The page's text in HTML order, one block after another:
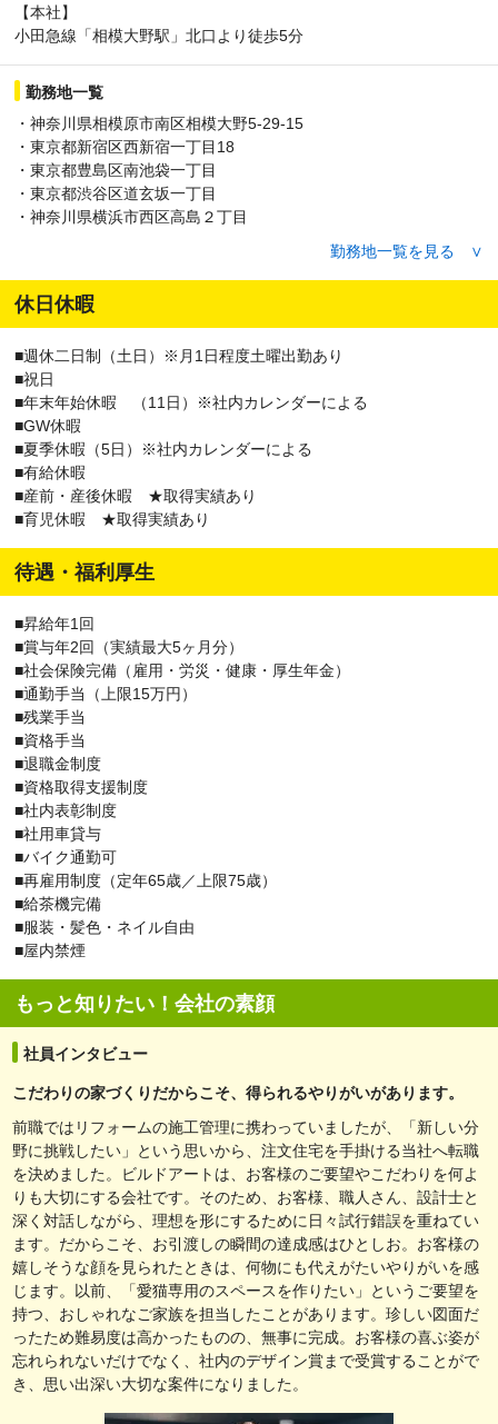
500,000円
・神奈川県横浜市戸塚区戸塚町/正社員/月給 400,000円 ～ 500,000
・神奈川県川崎市川崎区駅前本町/正社員/月給 400,000円 ～
500,000円
・神奈川県横浜市港南区上大岡西１丁目６/正社員/月給 400,000円
～ 500,000円
・神奈川県横浜市中区桜木町１丁目１/正社員/月給 400,000円 ～
500,000円
・神奈川県横浜市鶴見区鶴見中央１丁目１－１/正社員/月給
円
・神奈川県藤沢市南藤沢1-1/正社員/月給 400,000円 ～ 500,000円
500,000円
・神奈川県川崎市高津区溝口/正社員/月給 400,000円 ～ 500,000円
・神奈川県川崎市多摩区登戸/正社員/月給 400,000円 ～ 500,000円
・神奈川県川崎市麻生区万福寺１丁目１８－１/正社員/月給
400,000円 ～ 500,000円
・神奈川県相模原市南区相模大野３丁目８－１/正社員/月給
400,000円 ～ 500,000円
・神奈川県相模原市緑区橋本3丁目28-1/正社員/月給 400,000円 ～
500,000円
・神奈川県海老名市めぐみ町/正社員/月給 400,000円 ～ 500,000円
・神奈川県厚木市泉町/正社員/月給 400,000円 ～ 500,000円
・東京都世田谷区北沢２丁目２４－２/正社員/月給 400,000円 ～
500,000円
・東京都世田谷区玉川2丁目22-13/正社員/月給 400,000円 ～
500,000円
・東京都目黒区自由が丘1丁目9-26/正社員/月給 400,000円 ～
500,000円
・東京都江東区豊洲4丁目1-1/正社員/月給 400,000円 ～ 500,000円
【本社】
小田急線「相模大野駅」北口より徒歩5分
勤務地一覧
・神奈川県相模原市南区相模大野5-29-15
・東京都新宿区西新宿一丁目18
・東京都豊島区南池袋一丁目
・東京都渋谷区道玄坂一丁目
・神奈川県横浜市西区高島２丁目
・東京都千代田区神田佐久間町一丁目
・東京都台東区上野７丁目１－１
・東京都新宿区高田馬場一丁目
・東京都品川区大崎一丁目
・東京都立川市曙町2丁目1
・神奈川県川崎市中原区小杉町三丁目492
・神奈川県横浜市港北区篠原町2937
・東京都北区赤羽1丁目1-1
・東京都荒川区西日暮里2丁目19
・東京都荒川区西日暮里5丁目22-1
・東京都新宿区神楽坂1丁目1
・東京都新宿区四谷１丁目1
・東京都港区浜松町二丁目
・東京都品川区東五反田一丁目26-14
・東京都品川区上大崎4丁目2－1
・東京都品川区大井1丁目
・東京都大田区蒲田５丁目1
・東京都中野区中野5丁目31-1
・東京都杉並区上荻1丁目7-1
・東京都三鷹市下連雀3丁目
・東京都八王子市旭町1-1
・東京都墨田区江東橋3丁目14-5
・神奈川県横浜市戸塚区戸塚町
・神奈川県川崎市川崎区駅前本町
・神奈川県横浜市港南区上大岡西１丁目６
・神奈川県横浜市中区桜木町１丁目１
・神奈川県横浜市鶴見区鶴見中央１丁目１－１
・神奈川県鎌倉市大船1丁目1-1
・神奈川県小田原市城山１丁目１－１
・神奈川県川崎市高津区溝口
・神奈川県川崎市多摩区登戸
・神奈川県川崎市麻生区万福寺１丁目１８－１
・神奈川県相模原市南区相模大野３丁目８－１
・神奈川県相模原市緑区橋本3丁目28-1
・神奈川県海老名市めぐみ町
・神奈川県厚木市泉町
・東京都世田谷区北沢２丁目２４－２
・東京都世田谷区玉川2丁目22-13
・東京都目黒区自由が丘1丁目9-26
・東京都江東区豊洲4丁目1-1
勤務地一覧を見る ∨
休日休暇
■週休二日制（土日）※月1日程度土曜出勤あり
■祝日
■年末年始休暇 （11日）※社内カレンダーによる
■GW休暇
■夏季休暇（5日）※社内カレンダーによる
■有給休暇
■産前・産後休暇 ★取得実績あり
■育児休暇 ★取得実績あり
待遇・福利厚生
■昇給年1回
■賞与年2回（実績最大5ヶ月分）
■社会保険完備（雇用・労災・健康・厚生年金）
■通勤手当（上限15万円）
■残業手当
■資格手当
■退職金制度
■資格取得支援制度
■社内表彰制度
■社用車貸与
■バイク通勤可
■再雇用制度（定年65歳／上限75歳）
■給茶機完備
■服装・髪色・ネイル自由
■屋内禁煙
もっと知りたい！会社の素顔
社員インタビュー
こだわりの家づくりだからこそ、得られるやりがいがあります。
前職ではリフォームの施工管理に携わっていましたが、「新しい分
野に挑戦したい」という思いから、注文住宅を手掛ける当社へ転職
を決めました。ビルドアートは、お客様のご要望やこだわりを何よ
りも大切にする会社です。そのため、お客様、職人さん、設計士と
深く対話しながら、理想を形にするために日々試行錯誤を重ねてい
ます。だからこそ、お引渡しの瞬間の達成感はひとしお。お客様の
嬉しそうな顔を見られたときは、何物にも代えがたいやりがいを感
じます。以前、「愛猫専用のスペースを作りたい」というご要望を
持つ、おしゃれなご家族を担当したことがあります。珍しい図面だ
ったため難易度は高かったものの、無事に完成。お客様の喜ぶ姿が
忘れられないだけでなく、社内のデザイン賞まで受賞することがで
き、思い出深い大切な案件になりました。